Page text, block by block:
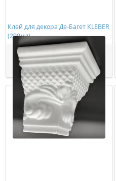
Клей для декора Де-Багет KLEBER
(290мл)
449,00 ₽/шт
Купить